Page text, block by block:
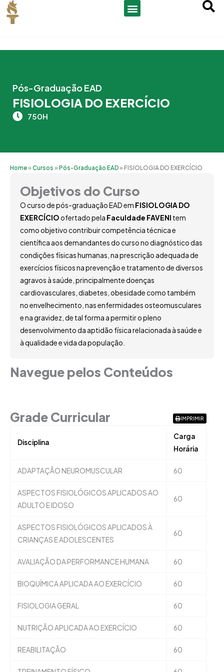
para
Pós-Graduação EAD
FISIOLOGIA DO EXERCÍCIO
750H
Home»Cursos »Pós-Graduação EAD» FISIOLOGIA DO EXERCÍCIO
Objetivos do Curso
O curso de pós-graduação EAD em FISIOLOGIA DO
EXERCÍCIO ofertado pela Faculdade FAVENI tem
como objetivo contribuir competência técnica e
científica aos demandantes do curso no diagnóstico das
condições físicas humanas, na prescrição adequada de
exercícios físicos na prevenção e tratamento de diversos
agravos à saúde, principalmente doenças
cardiovasculares, diabetes, obesidade como também
no envelhecimento, nas enfermidades osteomusculares
e na gravidez, de tal forma a permitir o pleno
desenvolvimento da aptidão física relacionada à saúde e
à qualidade e vida da população.
Navegue pelos Conteúdos
IMPRIMIR
Grade Curricular
Disciplina
Carga
Horária
ADAPTAÇÃO NEUROMUSCULAR 60
ASPECTOS FISIOLÓGICOS APLICADOS AO
ADULTO E IDOSO
60
ASPECTOS FISIOLÓGICOS APLICADOS À
CRIANÇAS E ADOLESCENTES
60
AVALIAÇÃO DA PERFORMANCE HUMANA 60
BIOQUÍMICA APLICADA AO EXERCÍCIO 60
FISIOLOGIA GERAL 60
NUTRIÇÃO APLICADA AO EXERCÍCIO 60
REABILITAÇÃO 60